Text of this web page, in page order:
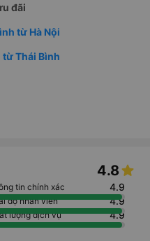
đãi
từ Hà Nội
từ Thái Bình
4.8
tin chính xác 4.9
độ nhân viên 4.9
lượng dịch vụ 4.9